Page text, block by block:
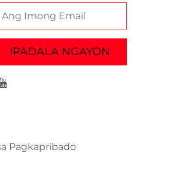
IPADALA NGAYON
Pagkapribado